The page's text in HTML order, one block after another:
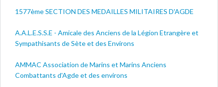
1577ème SECTION DES MEDAILLES MILITAIRES D'AGDE
A.A.L.E.S.S.E - Amicale des Anciens de la Légion Etrangère et
Sympathisants de Sète et des Environs
AMMAC Association de Marins et Marins Anciens
Combattants d'Agde et des environs